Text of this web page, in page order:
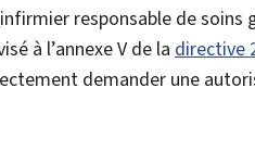
responsable de soins
à l’annexe V de la directive
demander une